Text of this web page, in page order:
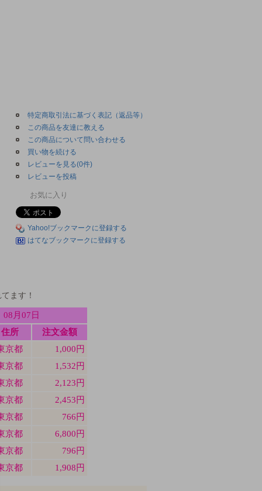
特定商取引法に基づく表記（返品等）
この商品を友達に教える
この商品について問い合わせる
買い物を続ける
レビューを見る(0件)
レビューを投稿
お気に入り
Yahoo!ブックマークに登録する
はてなブックマークに登録する
ます！